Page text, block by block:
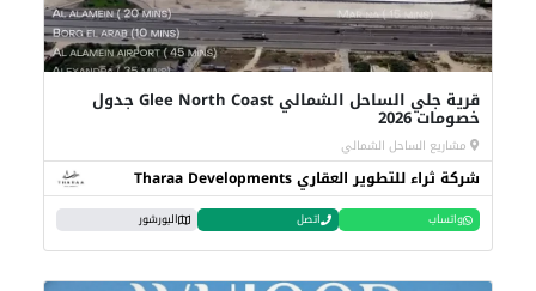
قرية جلي الساحل الشمالي Glee North Coast جدول
خصومات 2026
مشاريع الساحل الشمالي
شركة ثراء للتطوير العقاري Tharaa Developments
واتساب اتصل البورشور